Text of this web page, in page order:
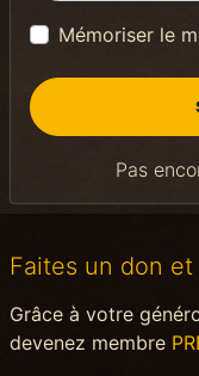
Mémoriser le
Pas
Faites un don et
Grâce à votre
devenez membre